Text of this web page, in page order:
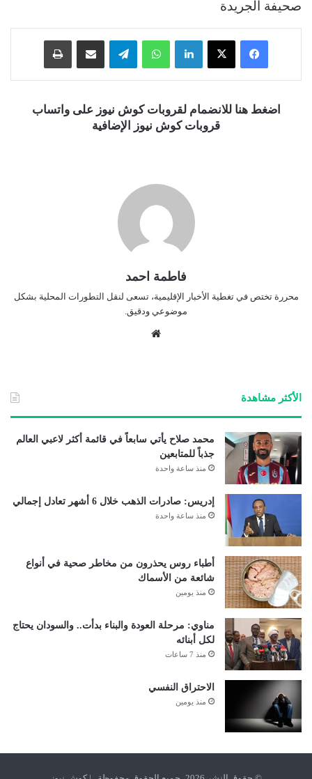
صحيفة الجريدة
فيسبوك ‫X لينكدإن واتساب تيلقرام
اضغط هنا للانضمام لقروبات كوش نيوز على واتساب
قروبات كوش نيوز الإضافية
فاطمة احمد
محررة تختص في تغطية الأخبار الإقليمية، تسعى لنقل التطورات المحلية بشكل
موضوعي ودقيق.
الأكثر مشاهدة
محمد صلاح يأتي سابعاً في قائمة أكثر لاعبي العالم
جذباً للمتابعين
منذ ساعة واحدة
إدريس: صادرات الذهب خلال 6 أشهر تعادل إجمالي
منذ ساعة واحدة
أطباء روس يحذرون من مخاطر صحية في أنواع
شائعة من الأسماك
منذ يومين
مناوي: مرحلة العودة والبناء بدأت.. والسودان يحتاج
لكل أبنائه
منذ 7 ساعات
الاحتراق النفسي
منذ يومين